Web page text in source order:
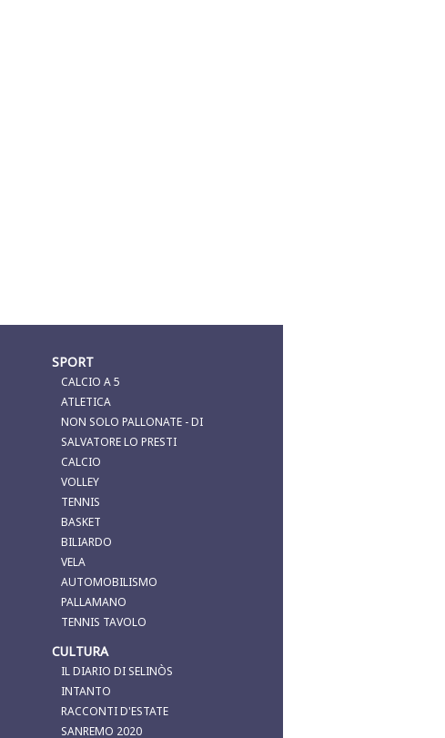
SPORT
CALCIO A 5
ATLETICA
NON SOLO PALLONATE - DI
SALVATORE LO PRESTI
CALCIO
VOLLEY
TENNIS
BASKET
BILIARDO
VELA
AUTOMOBILISMO
PALLAMANO
TENNIS TAVOLO
CULTURA
IL DIARIO DI SELINÒS
INTANTO
RACCONTI D'ESTATE
SANREMO 2020